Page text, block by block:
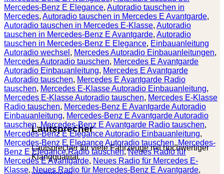
Lautsprecher
Lautsprecher für viele Fahrzeuge mit hochwertiger
Klangqualität.
Mercedes-Benz E Elegance, Autoradio tauschen in
Mercedes, Autoradio tauschen in Mercedes E Avantgarde,
Autoradio tauschen in Mercedes E-Klasse, Autoradio
tauschen in Mercedes-Benz E Avantgarde, Autoradio
tauschen in Mercedes-Benz E Elegance, Einbauanleitung
Autoradio wechsel , Mercedes Autoradio Einbauanleitungen,
Mercedes Autoradio tauschen, Mercedes E Avantgarde
Autoradio Einbauanleitung, Mercedes E Avantgarde
Autoradio tauschen, Mercedes E Avantgarde Radio
tauschen, Mercedes E-Klasse Autoradio Einbauanleitung,
Mercedes E-Klasse Autoradio tauschen, Mercedes E-Klasse
Radio tauschen, Mercedes-Benz E Avantgarde Autoradio
Einbauanleitung, Mercedes-Benz E Avantgarde Autoradio
tauschen, Mercedes-Benz E Avantgarde Radio tauschen,
Mercedes-Benz E Elegance Autoradio Einbauanleitung,
Mercedes-Benz E Elegance Autoradio tauschen,Mercedes-
Benz E Elegance Radio tauschen,Neues Radio für
Mercedes E Avantgarde, Neues Radio für Mercedes E-
Klasse, Neues Radio für Mercedes-Benz E Avantgarde,